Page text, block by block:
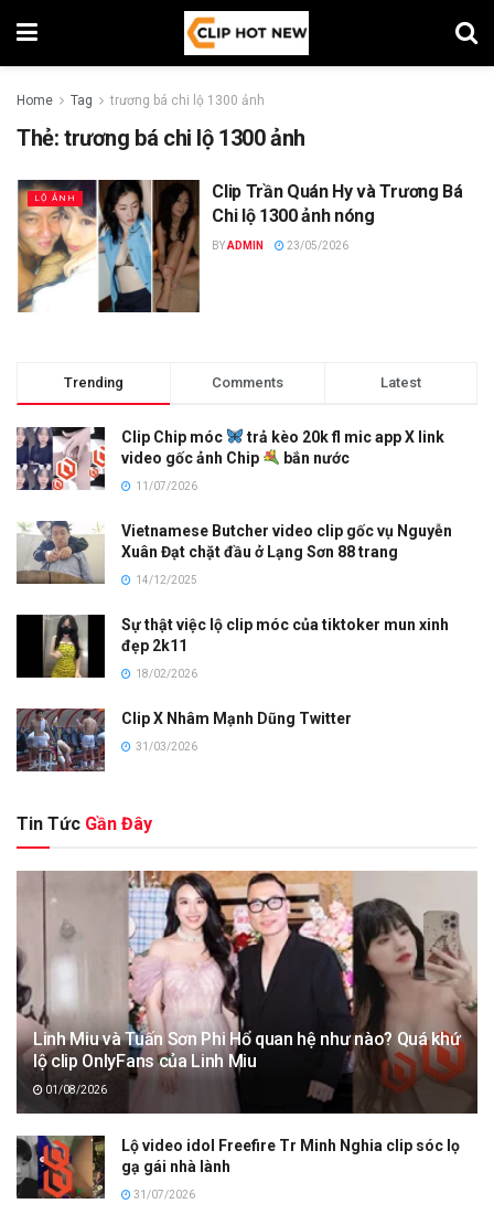
Home Tag trương bá chi lộ 1300 ảnh
Thẻ:trương bá chi lộ 1300 ảnh
LỘ ẢNH
Clip Trần Quán Hy và Trương Bá
Chi lộ 1300 ảnh nóng
BYADMIN 23/05/2026
Trending Comments Latest
Clip Chip móc
trả kèo 20k fl mic app X link
video gốc ảnh Chip
bắn nước
11/07/2026
Vietnamese Butcher video clip gốc vụ Nguyễn
Xuân Đạt chặt đầu ở Lạng Sơn 88 trang
14/12/2025
Sự thật việc lộ clip móc của tiktoker mun xinh
đẹp 2k11
18/02/2026
Clip X Nhâm Mạnh Dũng Twitter
31/03/2026
Tin Tức Gần Đây
Linh Miu và Tuấn Sơn Phi Hổ quan hệ như nào? Quá khứ
lộ clip OnlyFans của Linh Miu
01/08/2026
Lộ video idol Freefire Tr Minh Nghia clip sóc lọ
gạ gái nhà lành
31/07/2026